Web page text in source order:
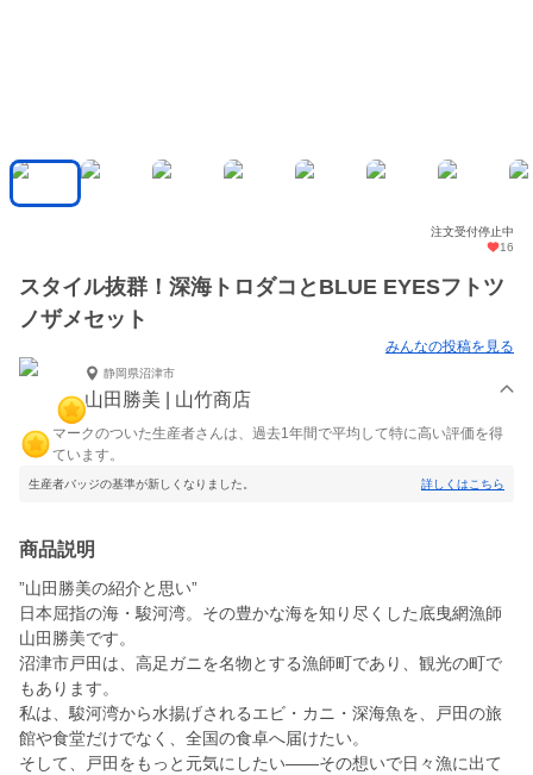
注文受付停止中
16
スタイル抜群！深海トロダコとBLUE EYESフトツ
ノザメセット
みんなの投稿を見る
静岡県沼津市
山田勝美 | 山竹商店
マークのついた生産者さんは、過去1年間で平均して特に高い評価を得
ています。
生産者バッジの基準が新しくなりました。 詳しくはこちら
商品説明
”山田勝美の紹介と思い”
日本屈指の海・駿河湾。その豊かな海を知り尽くした底曳網漁師
山田勝美です。
沼津市戸田は、高足ガニを名物とする漁師町であり、観光の町で
もあります。
私は、駿河湾から水揚げされるエビ・カニ・深海魚を、戸田の旅
館や食堂だけでなく、全国の食卓へ届けたい。
そして、戸田をもっと元気にしたい——その想いで日々漁に出て